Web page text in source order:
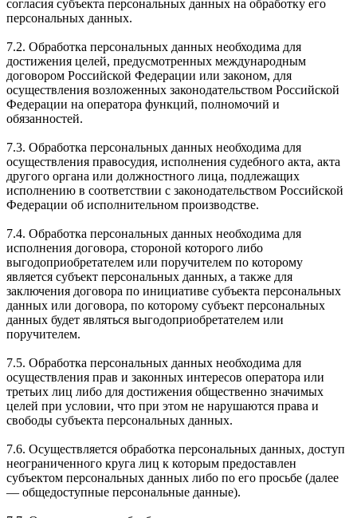
согласия субъекта персональных данных на обработку его
персональных данных.
7.2. Обработка персональных данных необходима для
достижения целей, предусмотренных международным
договором Российской Федерации или законом, для
осуществления возложенных законодательством Российской
Федерации на оператора функций, полномочий и
обязанностей.
7.3. Обработка персональных данных необходима для
осуществления правосудия, исполнения судебного акта, акта
другого органа или должностного лица, подлежащих
исполнению в соответствии с законодательством Российской
Федерации об исполнительном производстве.
7.4. Обработка персональных данных необходима для
исполнения договора, стороной которого либо
выгодоприобретателем или поручителем по которому
является субъект персональных данных, а также для
заключения договора по инициативе субъекта персональных
данных или договора, по которому субъект персональных
данных будет являться выгодоприобретателем или
поручителем.
7.5. Обработка персональных данных необходима для
осуществления прав и законных интересов оператора или
третьих лиц либо для достижения общественно значимых
целей при условии, что при этом не нарушаются права и
свободы субъекта персональных данных.
7.6. Осуществляется обработка персональных данных, доступ
неограниченного круга лиц к которым предоставлен
субъектом персональных данных либо по его просьбе (далее
— общедоступные персональные данные).